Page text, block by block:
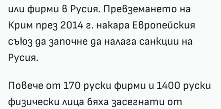
или фирми в Русия. Превземането на
Крим през 2014 г. накара Европейския
съюз да започне да налага санкции на
Русия.
Повече от 170 руски фирми и 1400 руски
физически лица бяха засегнати от